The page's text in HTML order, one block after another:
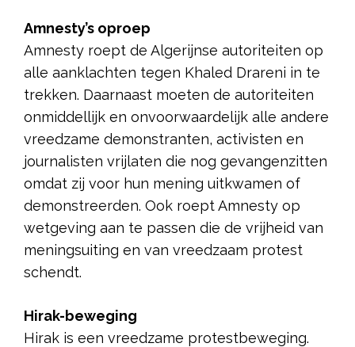
Amnesty’s oproep
Amnesty roept de Algerijnse autoriteiten op
alle aanklachten tegen Khaled Drareni in te
trekken. Daarnaast moeten de autoriteiten
onmiddellijk en onvoorwaardelijk alle andere
vreedzame demonstranten, activisten en
journalisten vrijlaten die nog gevangenzitten
omdat zij voor hun mening uitkwamen of
demonstreerden. Ook roept Amnesty op
wetgeving aan te passen die de vrijheid van
meningsuiting en van vreedzaam protest
schendt.
Hirak-beweging
Hirak is een vreedzame protestbeweging.